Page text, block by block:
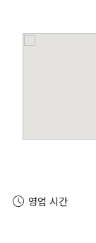
영업 시간